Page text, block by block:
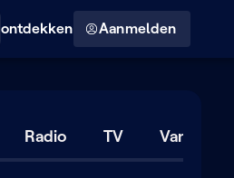
Hoog contrast modus
ontdekken Aanmelden
Radio TV Vandaag